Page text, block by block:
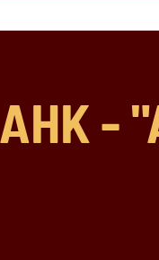
AHK -